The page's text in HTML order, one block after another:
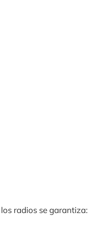
radios se garantiza: